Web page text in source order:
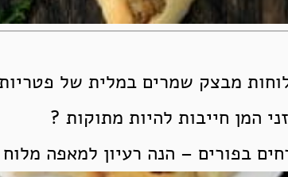
מבצק שמרים במלית של
המן חייבות להיות מתוקות ?
בפורים – הנה רעיון למאפה מלוח